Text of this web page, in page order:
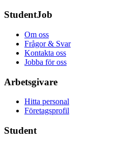
StudentJob
Om oss
Frågor & Svar
Kontakta oss
Jobba för oss
Arbetsgivare
Hitta personal
Företagsprofil
Student